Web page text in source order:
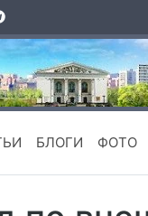
БЛОГИ ФОТО